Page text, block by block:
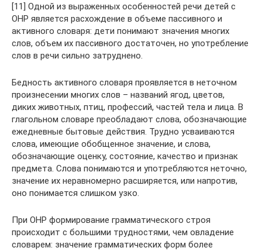
[11] Одной из выраженных особенностей речи детей с
ОНР является расхождение в объеме пассивного и
активного словаря: дети понимают значения многих
слов, объем их пассивного достаточен, но употребление
слов в речи сильно затруднено.
Бедность активного словаря проявляется в неточном
произнесении многих слов – названий ягод, цветов,
диких животных, птиц, профессий, частей тела и лица. В
глагольном словаре преобладают слова, обозначающие
ежедневные бытовые действия. Трудно усваиваются
слова, имеющие обобщенное значение, и слова,
обозначающие оценку, состояние, качество и признак
предмета. Слова понимаются и употребляются неточно,
значение их неравномерно расширяется, или напротив,
оно понимается слишком узко.
При ОНР формирование грамматического строя
происходит с большими трудностями, чем овладение
словарем: значение грамматических форм более